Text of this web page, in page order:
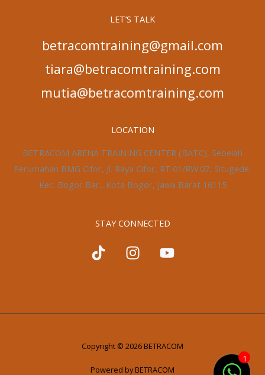
LET’S TALK
betracomtraining@gmail.com
tiara@betracomtraining.com
mutia@betracomtraining.com
LOCATION
BETRACOM ARENA TRAINING CENTER (BATC), Sebelah
Perumahan BMG Cifor, Jl. Raya Cifor, RT.01/RW.07, Situgede,
Kec. Bogor Bar., Kota Bogor, Jawa Barat 16115
STAY CONNECTED
Copyright © 2026 BETRACOM
Powered by BETRACOM
1